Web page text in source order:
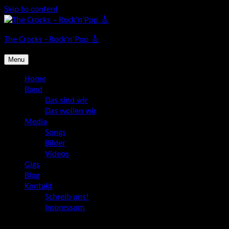
Skip to content
The Crocks - Rock'n'Pop 🎸
Menu
Home
Band
Das sind wir
Das wollen wir
Media
Songs
Bilder
Videos
Gigs
Blog
Kontakt
Schreib uns!
Impressum